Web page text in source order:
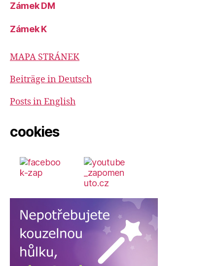
Zámek DM
Zámek K
MAPA STRÁNEK
Beiträge in Deutsch
Posts in English
cookies